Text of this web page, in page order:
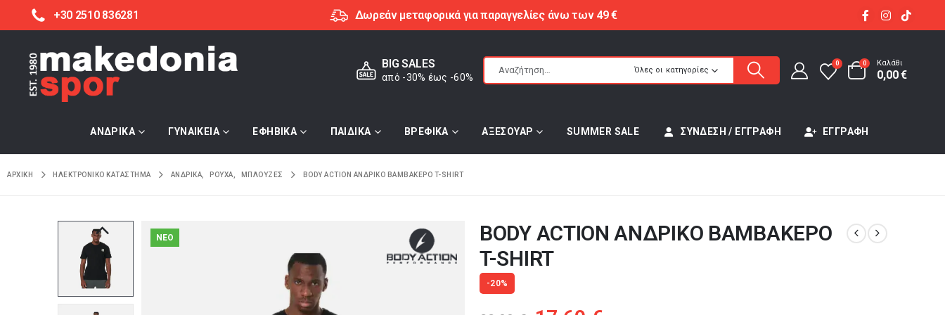
+30 2510 836281 Δωρεάν μεταφορικά για παραγγελίες άνω των 49 €
BIG SALES
από -30% έως -60%
Όλες οι κατηγορίες
0 0 Καλάθι
0,00€
ΑΝΔΡΙΚΑ ΓΥΝΑΙΚΕΙΑ ΕΦΗΒΙΚΑ ΠΑΙΔΙΚΑ ΒΡΕΦΙΚΑ ΑΞΕΣΟΥΑΡ SUMMER SALE ΣΎΝΔΕΣΗ / ΕΓΓΡΑΦΉ ΕΓΓΡΑΦΉ
ΑΡΧΙΚΉ ΗΛΕΚΤΡΟΝΙΚΌ ΚΑΤΆΣΤΗΜΑ ΑΝΔΡΙΚΑ ΡΟΥΧΑ ΜΠΛΟΥΖΕΣ BODY ACTION ΑΝΔΡΙΚΟ ΒΑΜΒΑΚΕΡΟ T-SHIRT
NEO
BODY ACTION ΑΝΔΡΙΚΟ ΒΑΜΒΑΚΕΡΟ
T-SHIRT
-20%